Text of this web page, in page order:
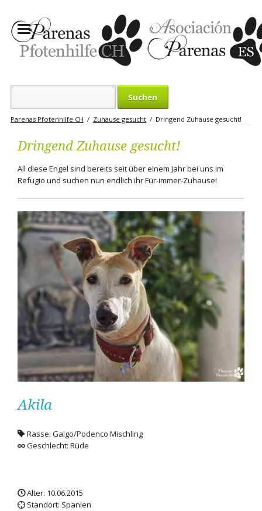
Parenas Pfotenhilfe CH Zuhause gesucht Dringend Zuhause gesucht!
Dringend Zuhause gesucht!
All diese Engel sind bereits seit über einem Jahr bei uns im
Refugio und suchen nun endlich ihr Für-immer-Zuhause!
Akila
Rasse: Galgo/Podenco Mischling
Geschlecht: Rüde
Alter: 10.06.2015
Standort: Spanien